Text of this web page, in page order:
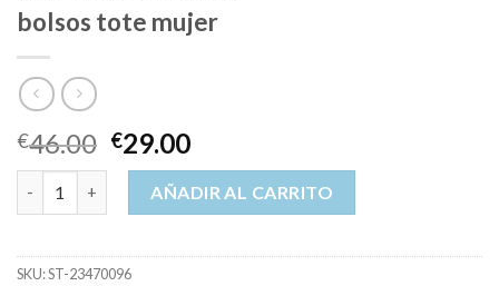
bolsos tote mujer
€46.00 €29.00
bolsos tote mujer cantidadAÑADIR AL CARRITO
SKU:ST-23470096